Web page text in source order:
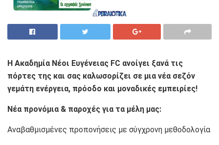
Η Ακαδημία Νέοι Ευγένειας FC ανοίγει ξανά τις
πόρτες της και σας καλωσορίζει σε μια νέα σεζόν
γεμάτη ενέργεια, πρόοδο και μοναδικές εμπειρίες!
Νέα προνόμια & παροχές για τα μέλη μας:
Αναβαθμισμένες προπονήσεις με σύγχρονη μεθοδολογία